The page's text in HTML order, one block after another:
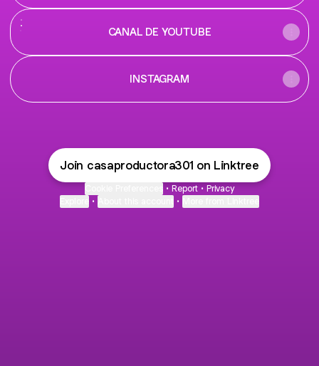
CANAL DE YOUTUBE
CANAL DE YOUTUBE
INSTAGRAM
Join casaproductora301 on Linktree
• Report • Privacy
• •